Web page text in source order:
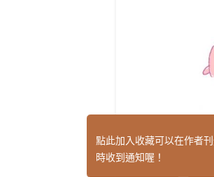
點此加入收藏可以在作者
時收到通知喔！